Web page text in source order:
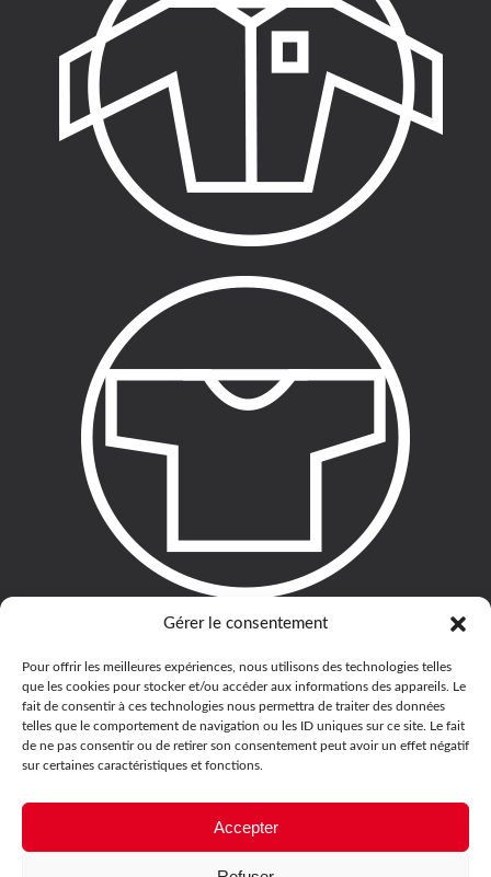
Gérer le consentement
Pour offrir les meilleures expériences, nous utilisons des technologies telles
que les cookies pour stocker et/ou accéder aux informations des appareils. Le
fait de consentir à ces technologies nous permettra de traiter des données
telles que le comportement de navigation ou les ID uniques sur ce site. Le fait
de ne pas consentir ou de retirer son consentement peut avoir un effet négatif
sur certaines caractéristiques et fonctions.
Accepter